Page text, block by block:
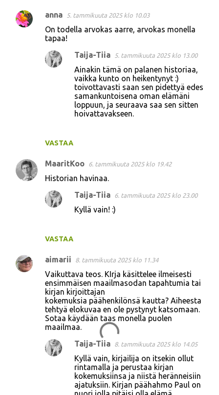
anna 5. tammikuuta 2025 klo 10.03
On todella arvokas aarre, arvokas monella
tapaa!
VASTAA
Taija-Tiia 5. tammikuuta 2025 klo 13.00
Ainakin tämä on palanen historiaa,
vaikka kunto on heikentynyt :)
toivottavasti saan sen pidettyä edes
samankuntoisena oman elämäni
loppuun, ja seuraava saa sen sitten
hoivattavakseen.
MaaritKoo 6. tammikuuta 2025 klo 19.42
Historian havinaa.
VASTAA
Taija-Tiia 6. tammikuuta 2025 klo 23.00
Kyllä vain! :)
aimarii 8. tammikuuta 2025 klo 11.34
Vaikuttava teos. KIrja käsittelee ilmeisesti
ensimmäisen maailmasodan tapahtumia tai
kirjan kirjoittajan
kokemuksia päähenkilönsä kautta? Aiheesta
tehtyä elokuvaa en ole pystynyt katsomaan.
Sotaa käydään taas monella puolen
maailmaa.
Taija-Tiia
8. tammikuuta 2025 klo 14.05
Kyllä vain, kirjailija on itsekin ollut
rintamalla ja perustaa kirjan
kokemuksiinsa ja niistä heränneisiin
ajatuksiin. Kirjan päähahmo Paul on